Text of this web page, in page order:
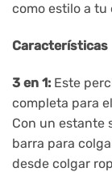
como estilo a tu
Características
3 en 1: Este
completa para
Con un estante
barra para
desde colgar